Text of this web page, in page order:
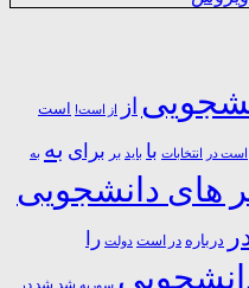
از از است! است
است در انتخابات با باید بر برای به به
های دانشجویی
درباره در ﺍﺳﺖ دولت را
شد